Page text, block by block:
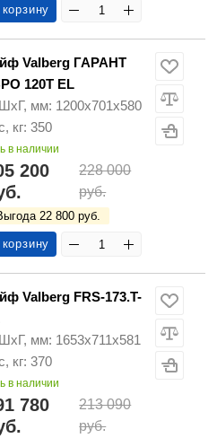
Valberg ГАРАНТ
120Т EL
мм: 1200х701х580
кг: 350
в наличии
200
228 000
руб.
22 800 руб.
Valberg FRS-173.T-
мм: 1653х711х581
кг: 370
в наличии
780
213 090
руб.